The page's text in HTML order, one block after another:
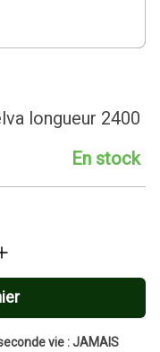
longueur 2400
En stock
vie : JAMAIS